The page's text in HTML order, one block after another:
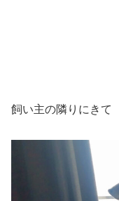
飼い主の隣りにきて